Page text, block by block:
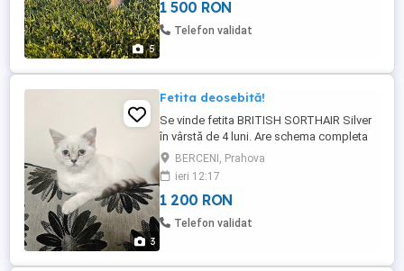
5
1 500 RON
Telefon validat
3
Fetita deosebită!
Se vinde fetita BRITISH SORTHAIR Silver
în vârstă de 4 luni. Are schema completa
de vaccinari și deparazitare făcută
conform vârstei. Părinții sănătoși cu
testele FELV și Fiv făcute!
BERCENI, Prahova
ieri 12:17
1 200 RON
Telefon validat